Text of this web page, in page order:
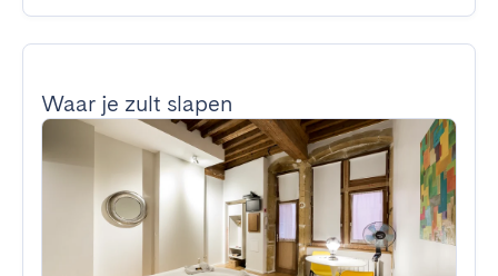
Waar je zult slapen